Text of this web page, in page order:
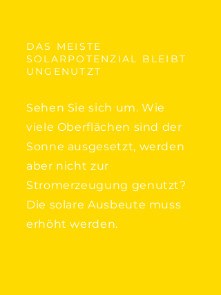
DAS MEISTE
SOLARPOTENZIAL BLEIBT
UNGENUTZT
Sehen Sie sich um. Wie
viele Oberflächen sind der
Sonne ausgesetzt, werden
aber nicht zur
Stromerzeugung genutzt?
Die solare Ausbeute muss
erhöht werden.